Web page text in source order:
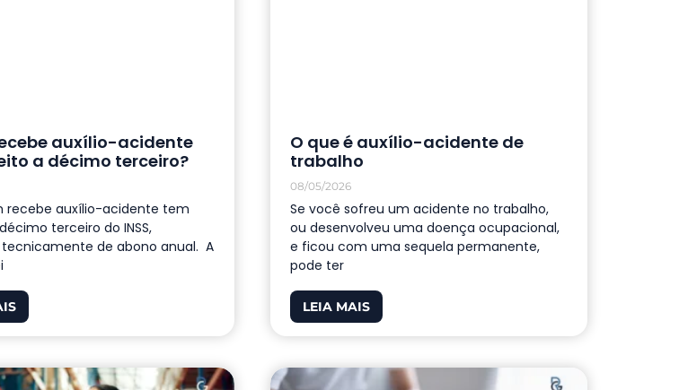
auxílio-acidente
a décimo terceiro?
recebe auxílio-acidente tem
terceiro do INSS,
de abono anual. A
O que é auxílio-acidente de
trabalho
08/05/2026
Se você sofreu um acidente no trabalho,
ou desenvolveu uma doença ocupacional,
e ficou com uma sequela permanente,
pode ter
LEIA MAIS